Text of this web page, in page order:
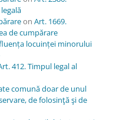
on Art. 1669.
de cumpărare
locuinței minorului
412. Timpul legal al
comună doar de unul
de folosinţă şi de